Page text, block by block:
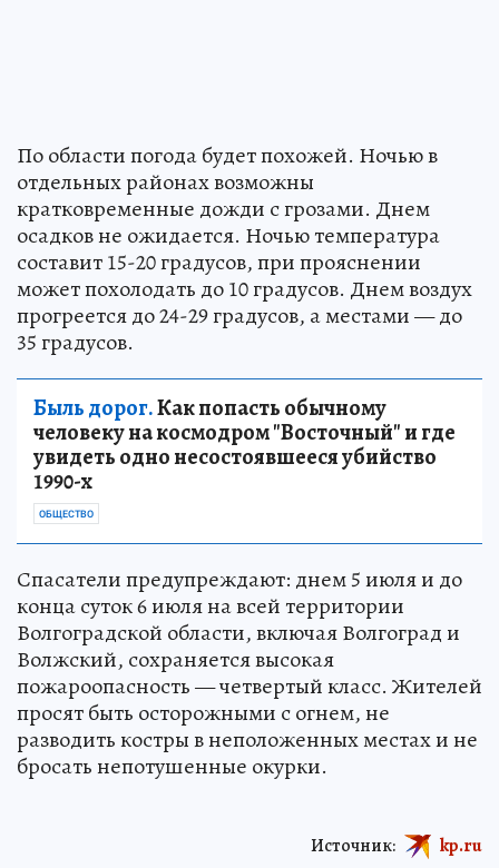
По области погода будет похожей. Ночью в
отдельных районах возможны
кратковременные дожди с грозами. Днем
осадков не ожидается. Ночью температура
составит 15-20 градусов, при прояснении
может похолодать до 10 градусов. Днем воздух
прогреется до 24-29 градусов, а местами — до
35 градусов.
Быль дорог.Как попасть обычному
человеку на космодром "Восточный" и где
увидеть одно несостоявшееся убийство
1990-х
ОБЩЕСТВО
Спасатели предупреждают: днем 5 июля и до
конца суток 6 июля на всей территории
Волгоградской области, включая Волгоград и
Волжский, сохраняется высокая
пожароопасность — четвертый класс. Жителей
просят быть осторожными с огнем, не
разводить костры в неположенных местах и не
бросать непотушенные окурки.
Источник: kp.ru